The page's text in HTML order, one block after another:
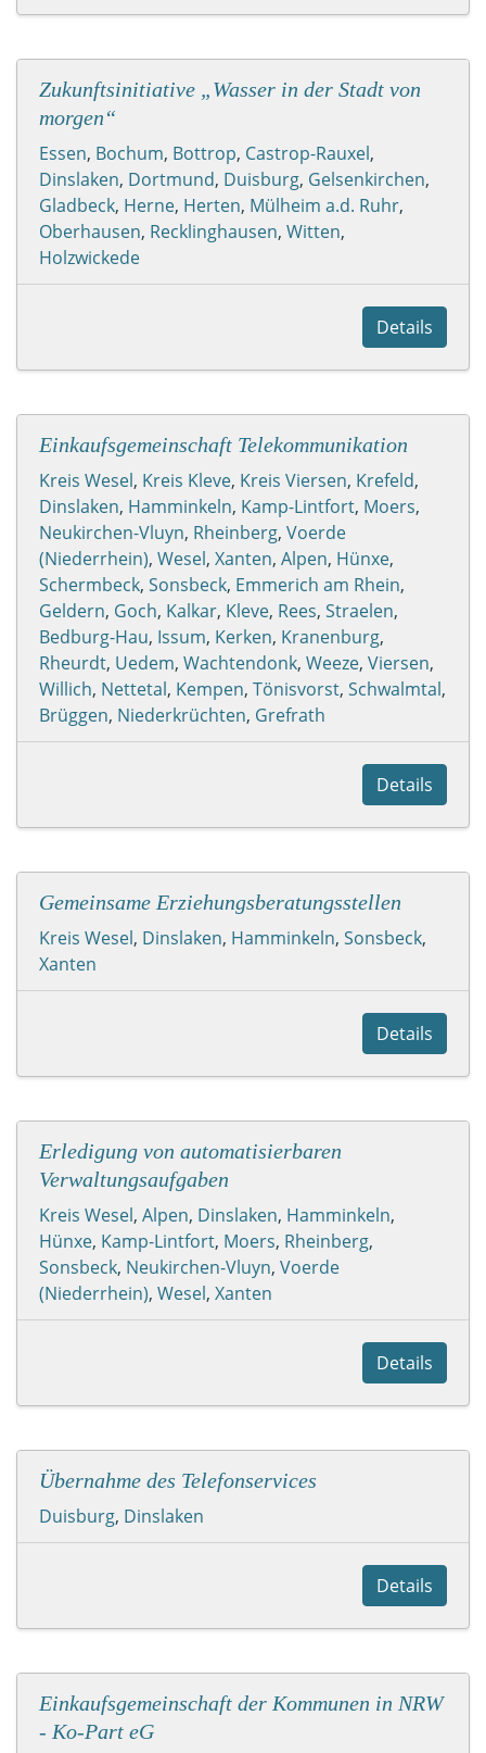
Zukunftsinitiative „Wasser in der Stadt von
morgen“
Essen, Bochum, Bottrop, Castrop-Rauxel,
Dinslaken, Dortmund, Duisburg, Gelsenkirchen,
Gladbeck, Herne, Herten, Mülheim a.d. Ruhr,
Oberhausen, Recklinghausen, Witten,
Holzwickede
Details
Einkaufsgemeinschaft Telekommunikation
Kreis Wesel, Kreis Kleve, Kreis Viersen, Krefeld,
Dinslaken, Hamminkeln, Kamp-Lintfort, Moers,
Neukirchen-Vluyn, Rheinberg, Voerde
(Niederrhein), Wesel, Xanten, Alpen, Hünxe,
Schermbeck, Sonsbeck, Emmerich am Rhein,
Geldern, Goch, Kalkar, Kleve, Rees, Straelen,
Bedburg-Hau, Issum, Kerken, Kranenburg,
Rheurdt, Uedem, Wachtendonk, Weeze, Viersen,
Willich, Nettetal, Kempen, Tönisvorst, Schwalmtal,
Brüggen, Niederkrüchten, Grefrath
Details
Gemeinsame Erziehungsberatungsstellen
Kreis Wesel, Dinslaken, Hamminkeln, Sonsbeck,
Xanten
Details
Erledigung von automatisierbaren
Verwaltungsaufgaben
Kreis Wesel, Alpen, Dinslaken, Hamminkeln,
Hünxe, Kamp-Lintfort, Moers, Rheinberg,
Sonsbeck, Neukirchen-Vluyn, Voerde
(Niederrhein), Wesel, Xanten
Details
Übernahme des Telefonservices
Duisburg, Dinslaken
Details
Einkaufsgemeinschaft der Kommunen in NRW
- Ko-Part eG